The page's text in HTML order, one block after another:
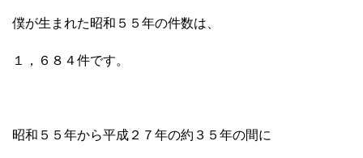
僕が生まれた昭和５５年の件数は、
１，６８４件です。
昭和５５年から平成２７年の約３５年の間に